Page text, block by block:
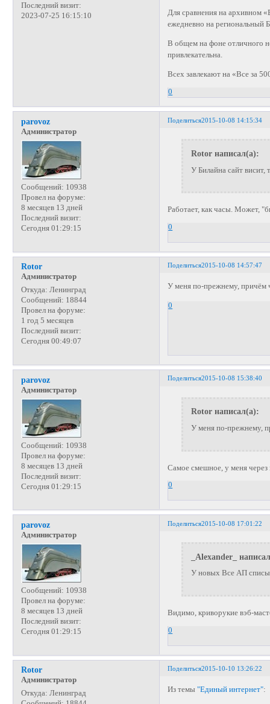
Последний визит:
2023-07-25 16:15:10
Для сравнения на архивном
ежедневно на региональный
В общем на фоне отличного
привлекательна.
Всех завлекают на «Все за
0
Поделиться2015-10-08 14:15:34
parovoz
Администратор
Сообщений: 10938
Провел на форуме:
8 месяцев 13 дней
Последний визит:
Сегодня 01:29:15
Rotor написал(а):
У Билайна сайт висит,
Работает, как часы. Может,
0
Поделиться2015-10-08 14:57:47
Rotor
Администратор
Откуда: Ленинград
Сообщений: 18844
Провел на форуме:
1 год 5 месяцев
Последний визит:
Сегодня 00:49:07
У меня по-прежнему, причём
0
Поделиться2015-10-08 15:38:40
parovoz
Администратор
Сообщений: 10938
Провел на форуме:
8 месяцев 13 дней
Последний визит:
Сегодня 01:29:15
Rotor написал(а):
У меня по-прежнему,
Самое смешное, у меня
0
Поделиться2015-10-08 17:01:22
parovoz
Администратор
Сообщений: 10938
Провел на форуме:
8 месяцев 13 дней
Последний визит:
Сегодня 01:29:15
_Alexander_
У новых Все АП
Видимо, криворукие вэб-
0
Поделиться2015-10-10 13:26:22
Rotor
Администратор
Откуда: Ленинград
Из темы"Единый интернет":